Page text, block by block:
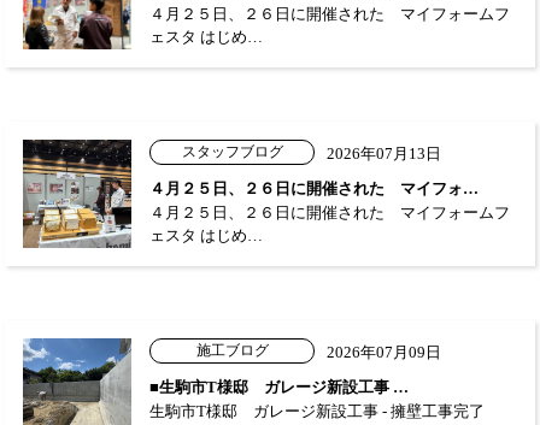
４月２５日、２６日に開催された マイフォームフ
ェスタ はじめ…
スタッフブログ
2026年07月13日
４月２５日、２６日に開催された マイフォ…
４月２５日、２６日に開催された マイフォームフ
ェスタ はじめ…
施工ブログ
2026年07月09日
■生駒市T様邸 ガレージ新設工事 …
生駒市T様邸 ガレージ新設工事 - 擁壁工事完了